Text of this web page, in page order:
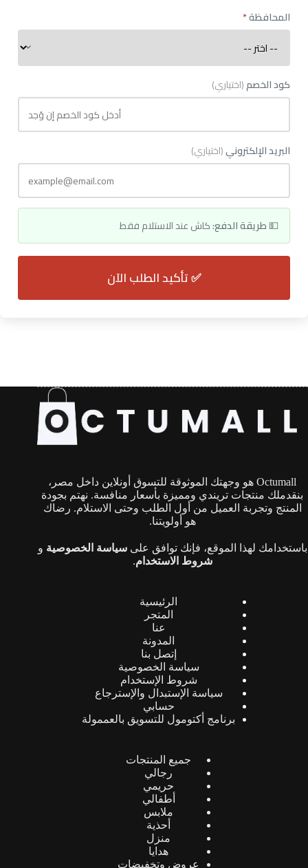
المحافظة*
كود الخصم(اختياري)
البريد الإلكتروني(اختياري)
💵طريقة الدفع:كاش عند الاستلام فقط
✅ تأكيد الطلب الآن
Octumall هو وجهتك الموثوقة للتسوق أونلاين داخل مصر،
بنقدملك منتجات تريندي ومميزة بأسعار منافسة. نهتم بجودة
المنتج وتجربة العميل من أول الطلب وحتى الاستلام. رضاك
هو أولويتنا.
باستخدامك لهذا الموقع، فإنك توافق علىسياسة الخصوصية و
شروط الاستخدام.
الرئيسية
المتجر
عنا
المدونة
إتصل بنا
سياسة الخصوصية
شروط الإستخدام
سياسة الإستبدال والإسترجاع
حسابي
برنامج أكتومول للتسويق بالعممولة
جميع المنتجات
رجالي
حريمي
أطفالي
ملابس
أحذية
منزل
هدايا
عروض وتخفيضات